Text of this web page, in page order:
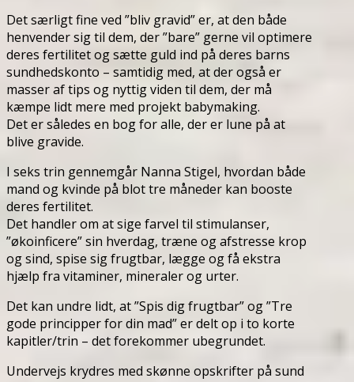
Det særligt fine ved ”bliv gravid” er, at den både
henvender sig til dem, der ”bare” gerne vil optimere
deres fertilitet og sætte guld ind på deres barns
sundhedskonto – samtidig med, at der også er
masser af tips og nyttig viden til dem, der må
kæmpe lidt mere med projekt babymaking.
Det er således en bog for alle, der er lune på at
blive gravide.
I seks trin gennemgår Nanna Stigel, hvordan både
mand og kvinde på blot tre måneder kan booste
deres fertilitet.
Det handler om at sige farvel til stimulanser,
”økoinficere” sin hverdag, træne og afstresse krop
og sind, spise sig frugtbar, lægge og få ekstra
hjælp fra vitaminer, mineraler og urter.
Det kan undre lidt, at ”Spis dig frugtbar” og ”Tre
gode principper for din mad” er delt op i to korte
kapitler/trin – det forekommer ubegrundet.
Undervejs krydres med skønne opskrifter på sund